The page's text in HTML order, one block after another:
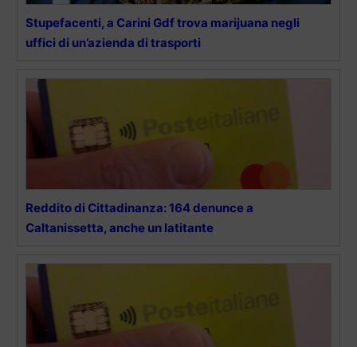
Stupefacenti, a Carini Gdf trova marijuana negli
uffici di un’azienda di trasporti
Reddito di Cittadinanza: 164 denunce a
Caltanissetta, anche un latitante